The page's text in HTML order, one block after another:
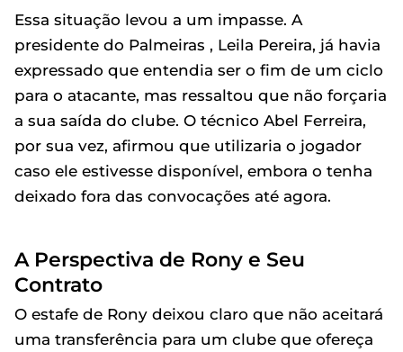
Essa situação levou a um impasse. A
presidente do Palmeiras , Leila Pereira, já havia
expressado que entendia ser o fim de um ciclo
para o atacante, mas ressaltou que não forçaria
a sua saída do clube. O técnico Abel Ferreira,
por sua vez, afirmou que utilizaria o jogador
caso ele estivesse disponível, embora o tenha
deixado fora das convocações até agora.
A Perspectiva de Rony e Seu
Contrato
O estafe de Rony deixou claro que não aceitará
uma transferência para um clube que ofereça